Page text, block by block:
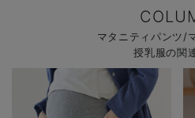
マタニティパンツ/
授乳服の関